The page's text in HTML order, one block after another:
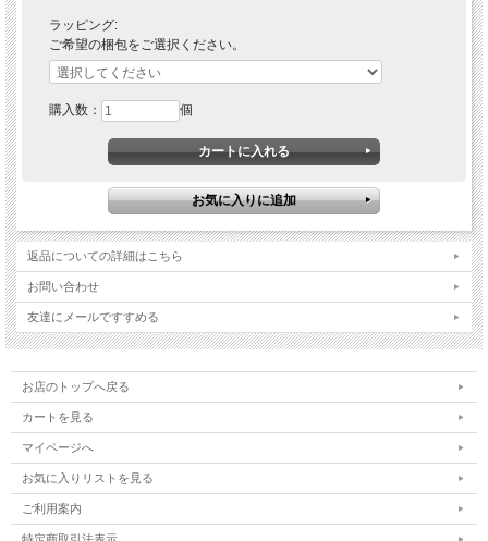
備考
ラッピング:
ご希望の梱包をご選択ください。
購入数： 個
返品についての詳細はこちら
お問い合わせ
友達にメールですすめる
お店のトップへ戻る
カートを見る
マイページへ
お気に入りリストを見る
ご利用案内